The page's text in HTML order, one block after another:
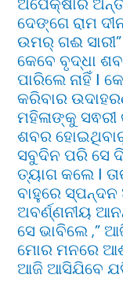
ଦେଙ୍ଗେ ରାମ
ଉମର୍ ଗଈ
କେବେ ବୃଦ୍ଧା
ପାରିଲେ ନାହିଁ Ι
କରିବାର
ମହିଳାଙ୍କୁ ସଵରୀ
ଶବର
ସବୁଦିନ ପରି ସେ
ତ୍ୟାଗ କଲେ Ι
ବାହୁରେ
ଅବର୍ଣ୍ଣନୀୟ
ସେ ଭାବିଲେ ,”
ମୋର ମନରେ
ଆଜି ଆସିଯିବେ